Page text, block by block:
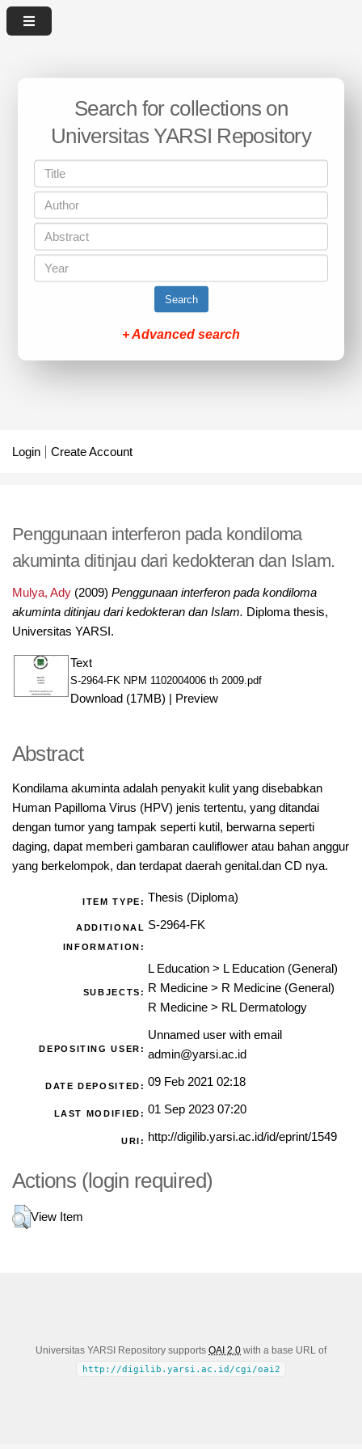
Search for collections on
Universitas YARSI Repository
Search
+ Advanced search
Login Create Account
Penggunaan interferon pada kondiloma
akuminta ditinjau dari kedokteran dan Islam.
Mulya, Ady(2009) Penggunaan interferon pada kondiloma
akuminta ditinjau dari kedokteran dan Islam. Diploma thesis,
Universitas YARSI.
Text
S-2964-FK NPM 1102004006 th 2009.pdf
Download (17MB) Preview
Abstract
Kondilama akuminta adalah penyakit kulit yang disebabkan
Human Papilloma Virus (HPV) jenis tertentu, yang ditandai
dengan tumor yang tampak seperti kutil, berwarna seperti
daging, dapat memberi gambaran cauliflower atau bahan anggur
yang berkelompok, dan terdapat daerah genital.dan CD nya.
ITEM TYPE: Thesis (Diploma)
ADDITIONAL
INFORMATION:
S-2964-FK
SUBJECTS:
L Education> L Education (General)
R Medicine> R Medicine (General)
R Medicine> RL Dermatology
DEPOSITING USER:
Unnamed user with email
admin@yarsi.ac.id
DATE DEPOSITED: 09 Feb 2021 02:18
LAST MODIFIED: 01 Sep 2023 07:20
URI: http://digilib.yarsi.ac.id/id/eprint/1549
Actions (login required)
View Item
Universitas YARSI Repository supports OAI 2.0 with a base URL of
http://digilib.yarsi.ac.id/cgi/oai2